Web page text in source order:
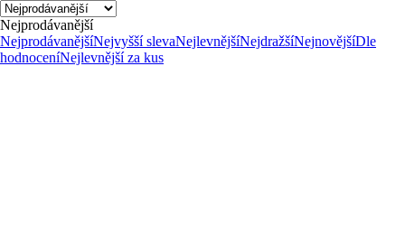
Nejprodávanější
NejprodávanějšíNejvyšší slevaNejlevnějšíNejdražšíNejnovějšíDle
hodnoceníNejlevnější za kus